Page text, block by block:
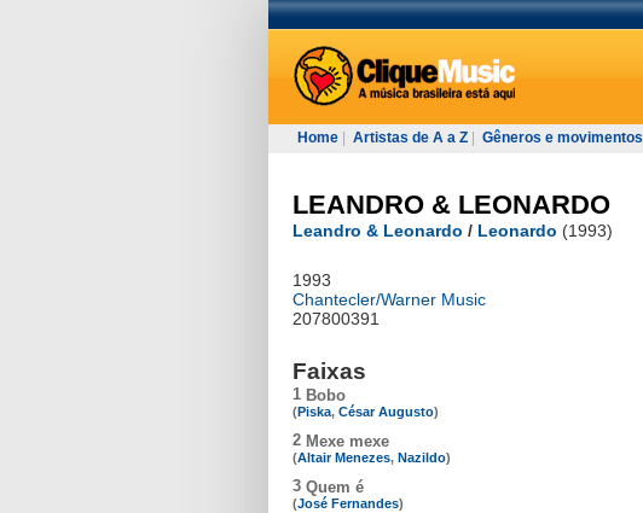
Home Artistas de A a Z Gêneros e movimentos
LEANDRO & LEONARDO
Leandro & Leonardo / Leonardo (1993)
1993
Chantecler/Warner Music
207800391
Faixas
1 Bobo
(Piska, César Augusto)
2 Mexe mexe
(Altair Menezes, Nazildo)
3 Quem é
(José Fernandes)